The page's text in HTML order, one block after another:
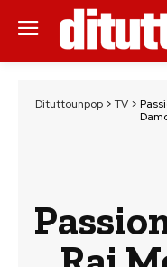
Dituttounpop > TV >